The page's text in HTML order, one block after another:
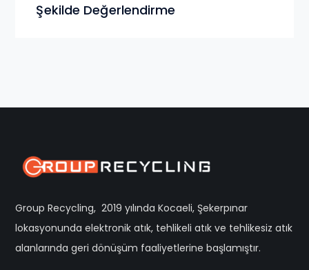
Şekilde Değerlendirme
Group Recycling, 2019 yılında Kocaeli, Şekerpınar
lokasyonunda elektronik atık, tehlikeli atık ve tehlikesiz atık
alanlarında geri dönüşüm faaliyetlerine başlamıştır.